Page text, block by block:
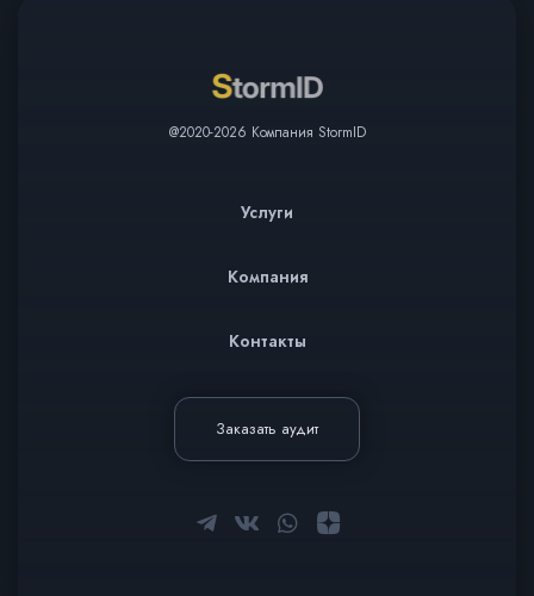
@2020-2026 Компания StormID
Услуги
Компания
Контакты
Заказать аудит